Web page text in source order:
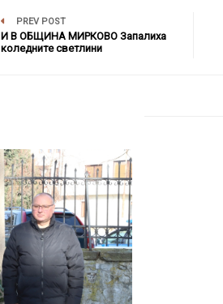
PREV POST
И В ОБЩИНА МИРКОВО Запалиха
коледните светлини